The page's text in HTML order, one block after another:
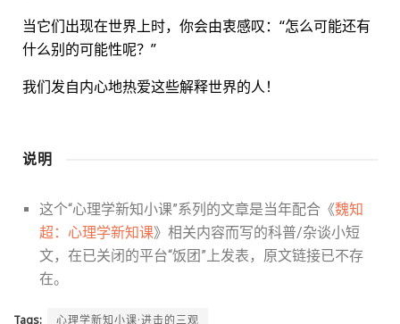
当它们出现在世界上时，你会由衷感叹：“怎么可能还有
什么别的可能性呢？”
我们发自内心地热爱这些解释世界的人！
说明
这个“心理学新知小课”系列的文章是当年配合《魏知
超：心理学新知课》相关内容而写的科普/杂谈小短
文，在已关闭的平台“饭团”上发表，原文链接已不存
在。
Tags: 心理学新知小课·进击的三观